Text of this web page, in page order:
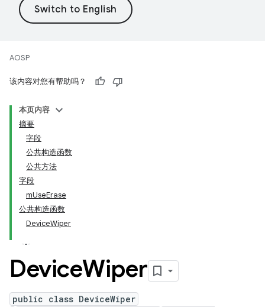
AOSP
该内容对您有帮助吗？
本页内容
摘要
字段
公共构造函数
公共方法
字段
mUseErase
公共构造函数
DeviceWiper
DeviceWiper
public class DeviceWiper